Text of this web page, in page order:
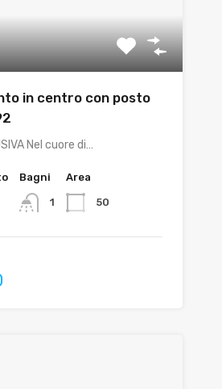
in centro con posto
Nel cuore di…
Bagni
1
Area
50